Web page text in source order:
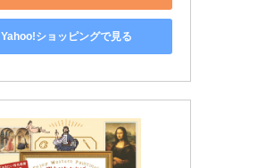
Yahoo!ショッピングで見る